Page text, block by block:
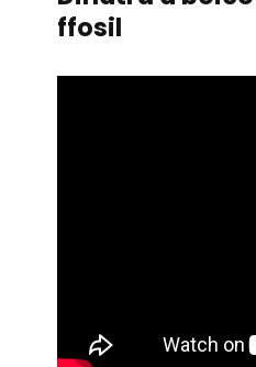
ffosil